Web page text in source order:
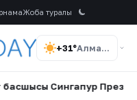
Жоба туралы
+31° Алматы
Президентін